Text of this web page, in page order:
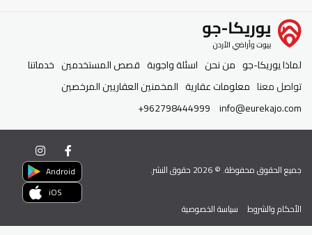
لماذا يوريكا-جو من نحن اسئلة واجوبة قصص المستخدمين خدماتنا
تواصل معنا معلومات عقارية المخمنين العقاريين المرخصين
info@eurekajo.com
+962798444999
جميع الحقوق محفوظة. ©2026 حقوق النشر.
Android
iOS
الأحكام والشروط
سياسة الخصوصية